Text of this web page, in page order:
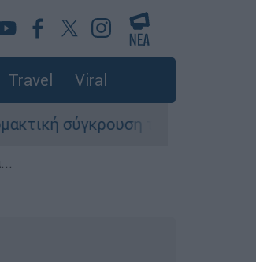
Travel Viral
τραμ στο Γκελζενκίρχεν